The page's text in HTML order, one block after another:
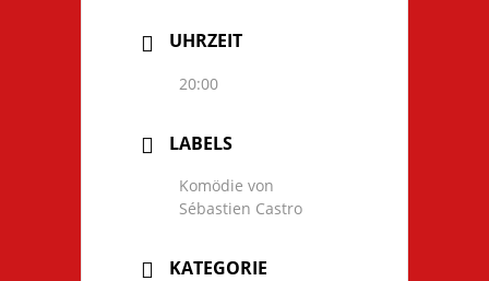
UHRZEIT
20:00
LABELS
Komödie von
Sébastien Castro
KATEGORIE